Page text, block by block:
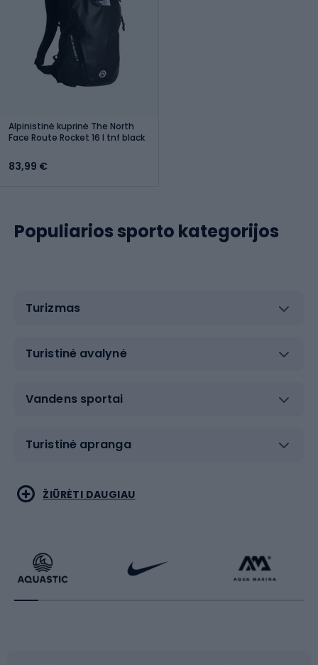
Alpinistinė kuprinė The North
Face Route Rocket 16 l tnf black
83,99 €
Populiarios sporto kategorijos
Turizmas
Turistinė avalynė
Vandens sportai
Turistinė apranga
Bėgimas
Dviratininkų apranga
Koviniai sportai
Rakečių sportas
ŽIŪRĖTI DAUGIAU